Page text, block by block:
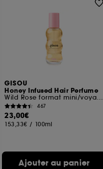
GISOU
Honey Infused Hair Perfume
Wild Rose format mini/voyage
467
23,00€
153,33€ / 100ml
Ajouter au panier